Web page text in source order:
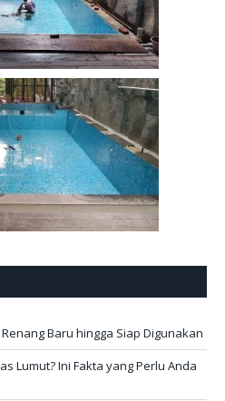
Baru hingga Siap Digunakan
Lumut? Ini Fakta yang Perlu Anda